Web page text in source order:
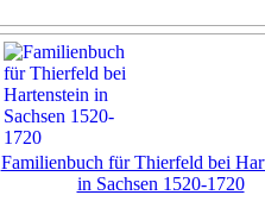
Familienbuch für Thierfeld bei
in Sachsen 1520-1720